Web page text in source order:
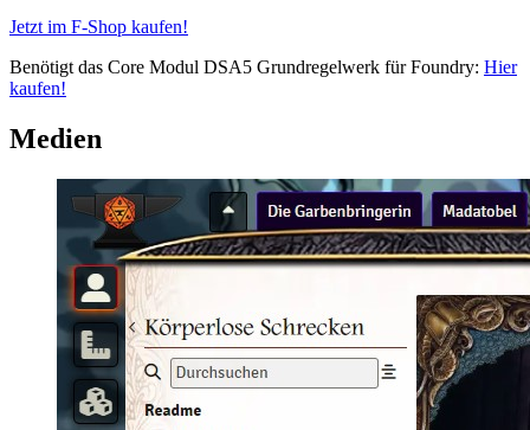
Jetzt im F-Shop kaufen!
Benötigt das Core Modul DSA5 Grundregelwerk für Foundry: Hier
kaufen!
Medien